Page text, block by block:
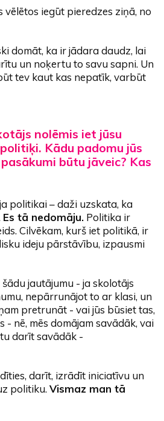
vēlētos iegūt pieredzes ziņā, no
domāt, ka ir jādara daudz, lai
un noķertu to savu sapni. Un
tev kaut kas nepatīk, varbūt
nolēmis iet jūsu
Kādu padomu jūs
būtu jāveic? Kas
politikai – daži uzskata, ka
Es tā nedomāju. Politika ir
Cilvēkam, kurš iet politikā, ir
ideju pārstāvību, izpausmi
jautājumu - ja skolotājs
nepārrunājot to ar klasi, un
pretrunāt - vai jūs būsiet tas,
- nē, mēs domājam savādāk, vai
darīt savādāk -
darīt, izrādīt iniciatīvu un
politiku.Vismaz man tā